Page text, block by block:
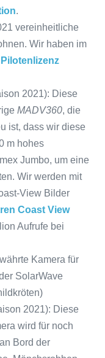
.
vereinheitliche
Wir haben im
Pilotenlizenz
2021): Diese
MADV360, die
ist, dass wir diese
m hohes
Jumbo, um eine
Wir werden mit
View Bilder
Coast View
Aufrufe bei
Kamera für
SolarWave
2021): Diese
wird für noch
Bord der